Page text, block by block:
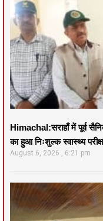
Himachal:सराहाँ में पूर्व
का हुआ निःशुल्क स्वास्थ्य
August 6, 2026 6:21 pm